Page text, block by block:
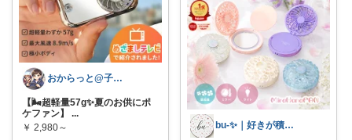
おからっと@子育てに余裕を✨
【🌬️超軽量57g✨夏のお供にポ
ケファン】
...
￥ 2,980～ bu-✨｜好きが積もるROOM